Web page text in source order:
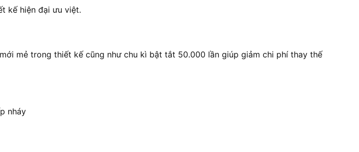
kế hiện đại ưu việt.
mẻ trong thiết kế cũng như chu kì bật tắt 50.000 lần giúp giảm chi phí thay thế
nháy